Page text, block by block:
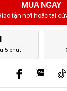
MUA NGAY
tận nơi hoặc tại
5 phút